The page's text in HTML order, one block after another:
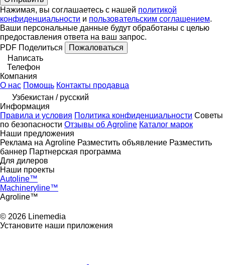
Нажимая, вы соглашаетесь с нашей политикой
конфиденциальности и пользовательским соглашением.
Ваши персональные данные будут обработаны с целью
предоставления ответа на ваш запрос.
PDF Поделиться
Пожаловаться
Написать
Телефон
Компания
О нас Помощь Контакты продавца
Узбекистан / русский
Информация
Правила и условия Политика конфиденциальности Советы
по безопасности Отзывы об Agroline Каталог марок
Наши предложения
Реклама на Agroline Разместить объявление Разместить
баннер Партнерская программа
Для дилеров
Наши проекты
Autoline™
Machineryline™
Agroline™
© 2026 Linemedia
Установите наши приложения